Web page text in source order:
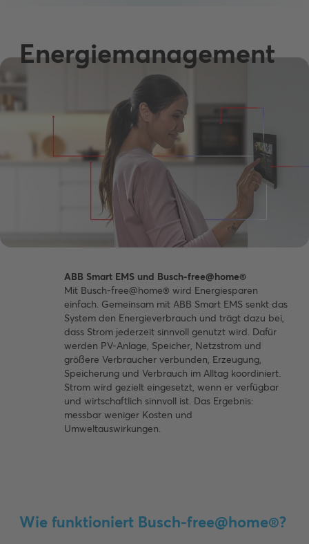
Energiemanagement
ABB Smart EMS und Busch-free@home®
Mit Busch-free@home® wird Energiesparen
einfach. Gemeinsam mit ABB Smart EMS senkt das
System den Energieverbrauch und trägt dazu bei,
dass Strom jederzeit sinnvoll genutzt wird. Dafür
werden PV-Anlage, Speicher, Netzstrom und
größere Verbraucher verbunden, Erzeugung,
Speicherung und Verbrauch im Alltag koordiniert.
Strom wird gezielt eingesetzt, wenn er verfügbar
und wirtschaftlich sinnvoll ist. Das Ergebnis:
messbar weniger Kosten und
Umweltauswirkungen.
Wie funktioniert Busch-free@home®?